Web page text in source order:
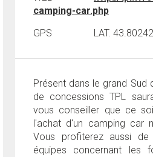
camping-car.php
GPS
LAT.
Présent dans le grand Sud
de concessions TPL
vous conseiller que ce
l'achat d'un camping car
Vous profiterez aussi
équipes concernant les